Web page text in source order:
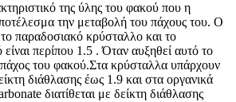
της ύλης του φακού που η
την μεταβολή του πάχους του. Ο
το παραδοσιακό κρύσταλλο και το
περίπου 1.5 . Όταν αυξηθεί αυτό το
του φακού.Στα κρύσταλλα υπάρχουν
διάθλασης έως 1.9 και στα οργανικά
διατίθεται με δείκτη διάθλασης